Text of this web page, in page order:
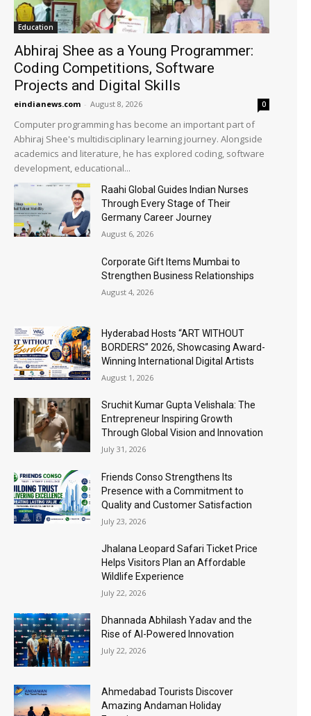
Education
Abhiraj Shee as a Young Programmer:
Coding Competitions, Software
Projects and Digital Skills
eindianews.com - August 8, 2026 0
Computer programming has become an important part of
Abhiraj Shee's multidisciplinary learning journey. Alongside
academics and literature, he has explored coding, software
development, educational...
Raahi Global Guides Indian Nurses
Through Every Stage of Their
Germany Career Journey
August 6, 2026
Corporate Gift Items Mumbai to
Strengthen Business Relationships
August 4, 2026
Hyderabad Hosts “ART WITHOUT
BORDERS” 2026, Showcasing Award-
Winning International Digital Artists
August 1, 2026
Sruchit Kumar Gupta Velishala: The
Entrepreneur Inspiring Growth
Through Global Vision and Innovation
July 31, 2026
Friends Conso Strengthens Its
Presence with a Commitment to
Quality and Customer Satisfaction
July 23, 2026
Jhalana Leopard Safari Ticket Price
Helps Visitors Plan an Affordable
Wildlife Experience
July 22, 2026
Dhannada Abhilash Yadav and the
Rise of AI-Powered Innovation
July 22, 2026
Ahmedabad Tourists Discover
Amazing Andaman Holiday